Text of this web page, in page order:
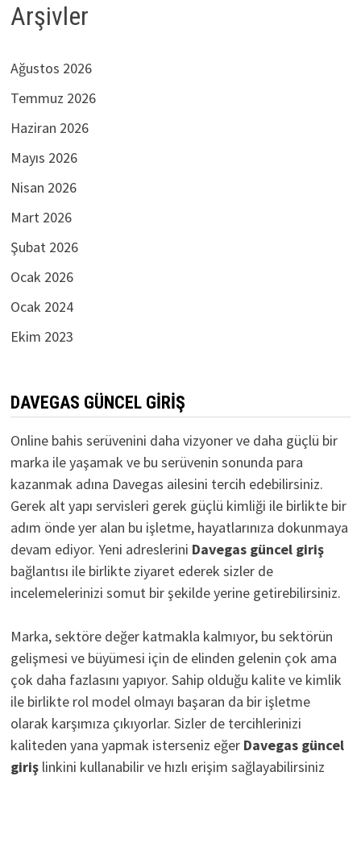
Arşivler
Ağustos 2026
Temmuz 2026
Haziran 2026
Mayıs 2026
Nisan 2026
Mart 2026
Şubat 2026
Ocak 2026
Ocak 2024
Ekim 2023
DAVEGAS GÜNCEL GIRIŞ
Online bahis serüvenini daha vizyoner ve daha güçlü bir
marka ile yaşamak ve bu serüvenin sonunda para
kazanmak adına Davegas ailesini tercih edebilirsiniz.
Gerek alt yapı servisleri gerek güçlü kimliği ile birlikte bir
adım önde yer alan bu işletme, hayatlarınıza dokunmaya
devam ediyor. Yeni adreslerini Davegas güncel giriş
bağlantısı ile birlikte ziyaret ederek sizler de
incelemelerinizi somut bir şekilde yerine getirebilirsiniz.
Marka, sektöre değer katmakla kalmıyor, bu sektörün
gelişmesi ve büyümesi için de elinden gelenin çok ama
çok daha fazlasını yapıyor. Sahip olduğu kalite ve kimlik
ile birlikte rol model olmayı başaran da bir işletme
olarak karşımıza çıkıyorlar. Sizler de tercihlerinizi
kaliteden yana yapmak isterseniz eğer Davegas güncel
giriş linkini kullanabilir ve hızlı erişim sağlayabilirsiniz